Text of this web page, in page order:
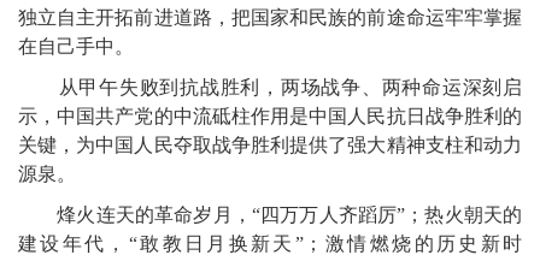
独立自主开拓前进道路，把国家和民族的前途命运牢牢掌握
在自己手中。
从甲午失败到抗战胜利，两场战争、两种命运深刻启
示，中国共产党的中流砥柱作用是中国人民抗日战争胜利的
关键，为中国人民夺取战争胜利提供了强大精神支柱和动力
源泉。
烽火连天的革命岁月，“四万万人齐蹈厉”；热火朝天的
建设年代，“敢教日月换新天”；激情燃烧的历史新时